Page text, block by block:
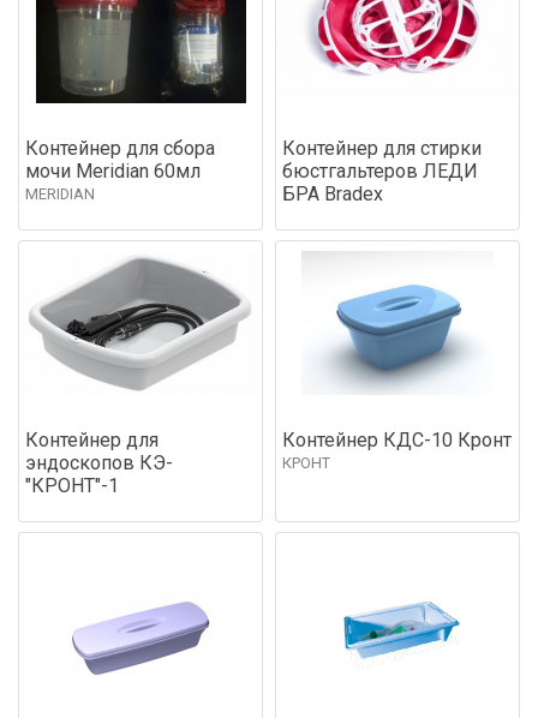
Контейнер для сбора
мочи Meridian 60мл
MERIDIAN
Контейнер для стирки
бюстгальтеров ЛЕДИ
БРА Bradex
Контейнер для
эндоскопов КЭ-
"КРОНТ"-1
Контейнер КДС-10 Кронт
КРОНТ